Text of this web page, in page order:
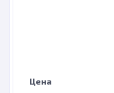
Цена